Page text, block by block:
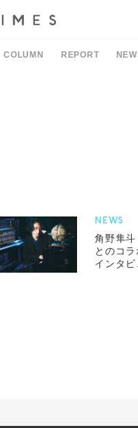
COLUMN REPORT
NEWS
角野隼
とのコ
インタ